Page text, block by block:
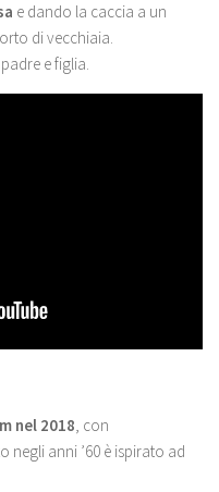
e dando la caccia a un
di vecchiaia.
e figlia.
nel 2018, con
negli anni ’60 è ispirato ad